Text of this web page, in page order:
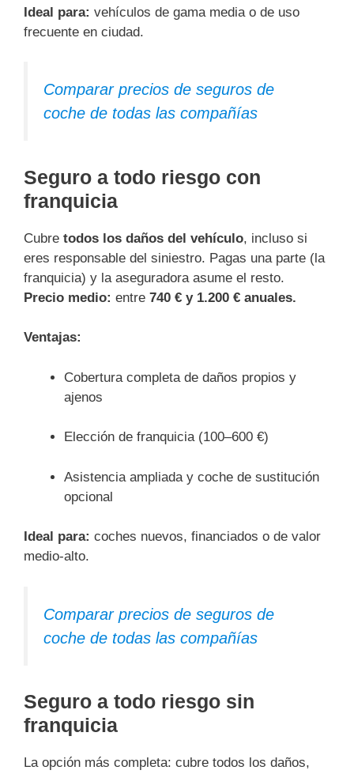
Ideal para: vehículos de gama media o de uso
frecuente en ciudad.
Comparar precios de seguros de
coche de todas las compañías
Seguro a todo riesgo con
franquicia
Cubre todos los daños del vehículo, incluso si
eres responsable del siniestro. Pagas una parte (la
franquicia) y la aseguradora asume el resto.
Precio medio: entre 740 € y 1.200 € anuales.
Ventajas:
Cobertura completa de daños propios y
ajenos
Elección de franquicia (100–600 €)
Asistencia ampliada y coche de sustitución
opcional
Ideal para: coches nuevos, financiados o de valor
medio-alto.
Comparar precios de seguros de
coche de todas las compañías
Seguro a todo riesgo sin
franquicia
La opción más completa: cubre todos los daños,